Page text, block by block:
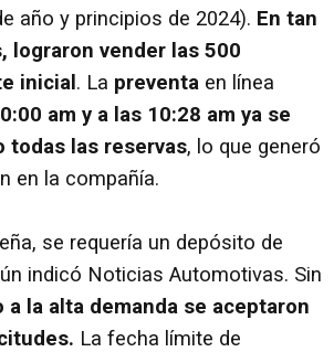
año y principios de 2024). En tan
lograron vender las 500
inicial . La preventa en línea
am y a las 10:28 am ya se
todas las reservas, lo que generó
en la compañía.
se requería un depósito de
indicó Noticias Automotivas. Sin
a la alta demanda se aceptaron
La fecha límite de